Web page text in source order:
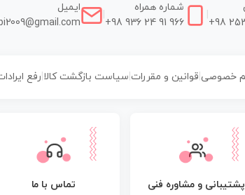
+98
شماره همراه
+98 936 24 91 966
ایمیل
خصوصی| قوانین و مقررات سیاست بازگشت کالا رفع
پشتیبانی و مشاوره فنی تماس با ما